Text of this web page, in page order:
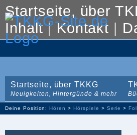
Startseite, über
Inhalt|Kontakt |
Startseite, über TKKG
Neuigkeiten, Hintergünde & mehr
Deine Position:Hören >Hörspiele > Serie >